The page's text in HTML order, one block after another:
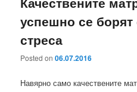
успешно се борят
стреса
Posted on06.07.2016
Навярно само качествените